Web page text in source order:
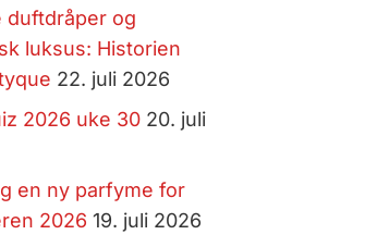
duftdråper og
luksus: Historien
22. juli 2026
2026 uke 30 20. juli
en ny parfyme for
2026 19. juli 2026